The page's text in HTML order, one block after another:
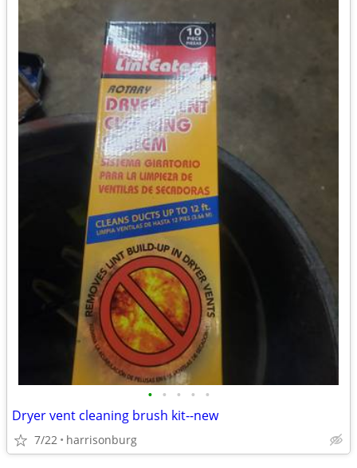
• • • • •
Dryer vent cleaning brush kit--new
7/22 harrisonburg